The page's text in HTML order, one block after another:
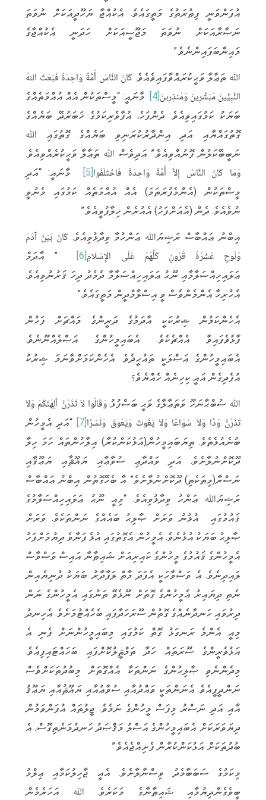
އުފަންވަނީ ފިޠުރަތުގެ މަތީގައެވެ. އެކުއްޖާ ޔަހޫދީއަކަށް ނުވަތަ
ނަޞާރާއަކަށް ނުވަތަ މަޖޫސީއަކަށް ހަދަނީ އެކުއްޖާގެ
މައިންބަފައިންނެވެ.”
ﷲ ތަޢާލާ ވަޙީކުރައްވާފައިވެއެވެ. كَانَ النَّاسُ أُمَّةً وَاحِدَةً فَبَعَثَ اللهُ
النَّبِيِّينَ مُبَشِّرِينَ وَمُنذِرِينَ [4]
މާނައީ: “މީސްތަކުން އެއް އުއްމަތެއްގެ
ބަޔަކު ކަމުގައިވިއެވެ. ދެންފަހެ، އުފާވެރިކަމުގެ ޚަބަރުދޭ ބަޔެއްގެ
ގޮތުގައްޔާއި އަދި އިންޛާރުކުރަނިވި ބަޔެއްގެ ގޮތުގައި ﷲ
ނަބީބޭކަލުން ފޮނުއްވިއެވެ.” އަދިވެސް ﷲ ތަޢާލާ ވަޙީކުރެއްވިއެވެ.
وَمَا كَانَ النَّاسُ إِلاَّ أُمَّةً وَاحِدَةً فَاخْتَلَفُوا [5]
މާނައީ: “އަދި
މީސްތަކުން (އެންމެފުރަތަމަ) އެއް އުއްމަތެއް ކަމުގައި މެނުވީ
ނުވެއެވެ. ދެން (އެއަށްފަހު) އެއުރެން ޚިލާފުވީއެވެ.”
އިބްނު ޢައްބާސް ރަޟިޔަﷲ ޢަންހުމާ ވިދާޅުވިއެވެ. كَانَ بَيْنَ آدَمَ
وَنُوحٍ عَشَرَةُ قُرُونٍ كُلُّهُمْ عَلَى الإِسْلامِ [6]
” އާދަމް
ޢަލައިހިއްސަލާމާއި ނޫޙު ޢަލައިހިއްސަލާމާ ދެމެދު ދިހަ ޤަރުނުވިއެވެ.
އެހުރިހާ އެންމެންވެސް ވީ އިސްލާމްދީން މަތީގައެވެ.”
އެހެންކަމުން ޝިރުކަކީ އާދަމުގެ ދަރީންގެ މައްޗަށް ފަހުން
ފާޅުވެފައިވާ އެއްޗެކެވެ. އެބައިމީހުންގެ އަޞްލެއްނޫނެވެ.
އެބައިމީހުންގެ އަޞްލަކީ ތައުޙީދެވެ. އެހެންކަމަށްވާނަމަ ޝިރުކު
އުފެދިގެން އައީ ކިހިނެއް ހެއްޔެވެ؟
ﷲ ސުބްޙާނަހޫ ވަތަޢާލާގެ ވަޙީ ބަސްފުޅު وَقَالُوا لاَ تَذَرُنَّ آَلِهَتَكُمْ وَلاَ
تَذَرُنَّ وَدًّا وَلاَ سُوَاعًا وَلاَ يَغُوثَ وَيَعُوقَ وَنَسْرًا [7]
“އަދި އެމީހުން
ބުނެއުޅެތެވެ. ތިޔަބައިމީހުން(އަޅުކަންކުރާ) އިލާހުންތައް ހަމަ ހިލާ
ދޫކޮށްނުލާށެވެ. އަދި ވައްދާޢި ސުވާޢާއި ޔަޣޫޘާއި ޔަޢޫޤާއި
ނަސްރާ(މިތަކެތި) ދޫކޮށްނުލާށެވެ” އާ ބެހޭގޮތުން އިބްނު ޢައްބާސް
ރަޟިޔަﷲ ޢަންހު ވިދާޅުވިއެވެ. “މިއީ ނޫޙު ޢަލައިހިއްސަލާމުގެ
ޤައުމުގައި އުޅުނު ވަރަށް ޞާލިޙު ބައެއްގެ ނަންތަކެވެ. ވަރަށް
ޞާލިޙު ބަޔަކު އުޅުނެވެ. އެމީހުން އެގޮތުގައި އުޅެ ފަނާވެ ދިޔުމަށްފަހު
އެމީހުންގެ ޤައުމުގެ މީހުންގެ ކައިރިއަށް ޝައިޠާނާ އައިސް ވަސްވާސް
ލައިދިނެވެ. އެ ވަސްވާހަކީ އެފަދަ މާތް ލަފާދާރު ބަޔަކު ދުނިޔެއިން
ނެތި ދިޔައިރު އެމީހުންގެ ގޮތަށް ނޫޅެވޭ ތަނުގައި އެމީހުންގެ ނަން
ދިރުވައި ހަނދާނެއްގެ ގޮތުން ސޫރަހަދާފައި ބެހެއްޓުމަށެވެ. އެހިނދު
މިއީ އެންމެ ރަނގަޅު ގޮތް ކަމުގައި މިބައިމީހުންނަށް ފެނި އެ
އަޅުވެރީންގެ ސޫރަތައް ހަދާ ތަމްޘީލުކޮށްފައި ބަހައްޓައިފިއެވެ.
މިދެންނެވި ޞާލިޙުންގެ ނަންތަކާ އެއްގޮތަށް މިބުދުތަކަށްވެސް
ނަންދީފީއެވެ. އެނަންތަކީ ވައްދުއާއި ސުވާޢުއާއި ޔަޣޫޘުއާއި ޔަޢޫޤު
އާއި އަދި ނަސްރު މިފަސް މީހުންގެ ނަމެވެ. ޖީލުތައް އުފަންވަމުން
ދިޔަވަރަކަށް އެބައިމީހުންގެ އަޞްލު މަޤްޞަދު ހަނދުމަނެތިގޮސް، އެ
ބުދުތަކަށް އަޅުކަންކުރާން ފެށިއްޖެއެވެ.”
މިކަމުގެ ސަބަބާމެދު ވިސްނާލާށެވެ. އެއީ ޖާހިލުކަމާއި ޢިލްމު
ބީވެގެންދިޔުމާއި ޝައިޠާނާގެ މަކަރެވެ. ﷲ އަހަރެމެން